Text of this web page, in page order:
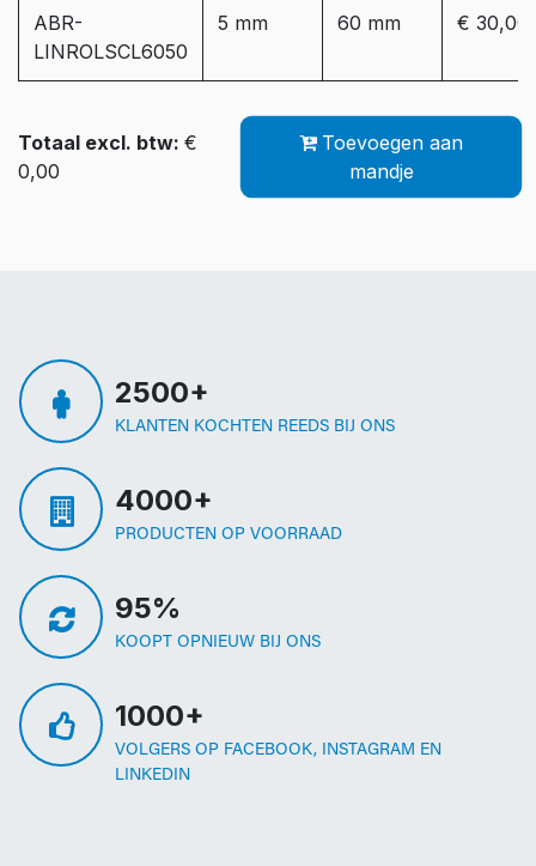
ABR-
LINROLSCL6050
5 mm 60 mm € 30,00
Totaal excl. btw: €
0,00
Toevoegen aan
mandje
2500+
KLANTEN KOCHTEN REEDS BIJ ONS
4000+
PRODUCTEN OP VOORRAAD
95%
KOOPT OPNIEUW BIJ ONS
1000+
VOLGERS OP FACEBOOK, INSTAGRAM EN
LINKEDIN